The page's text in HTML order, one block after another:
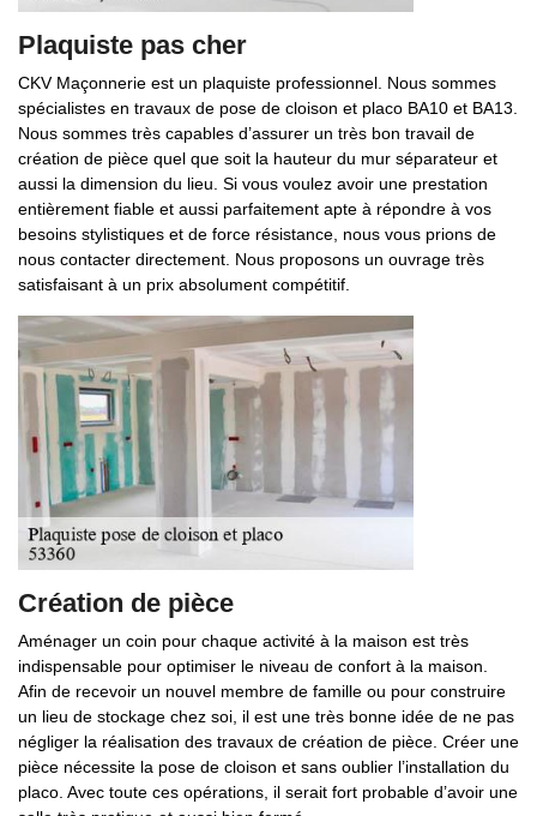
Plaquiste pas cher
CKV Maçonnerie est un plaquiste professionnel. Nous sommes
spécialistes en travaux de pose de cloison et placo BA10 et BA13.
Nous sommes très capables d’assurer un très bon travail de
création de pièce quel que soit la hauteur du mur séparateur et
aussi la dimension du lieu. Si vous voulez avoir une prestation
entièrement fiable et aussi parfaitement apte à répondre à vos
besoins stylistiques et de force résistance, nous vous prions de
nous contacter directement. Nous proposons un ouvrage très
satisfaisant à un prix absolument compétitif.
Création de pièce
Aménager un coin pour chaque activité à la maison est très
indispensable pour optimiser le niveau de confort à la maison.
Afin de recevoir un nouvel membre de famille ou pour construire
un lieu de stockage chez soi, il est une très bonne idée de ne pas
négliger la réalisation des travaux de création de pièce. Créer une
pièce nécessite la pose de cloison et sans oublier l’installation du
placo. Avec toute ces opérations, il serait fort probable d’avoir une